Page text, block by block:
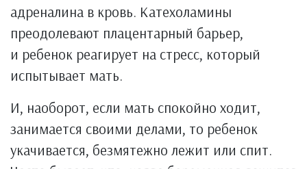
адреналина в кровь. Катехоламины
преодолевают плацентарный барьер,
и ребенок реагирует на стресс, который
испытывает мать.
И, наоборот, если мать спокойно ходит,
занимается своими делами, то ребенок
укачивается, безмятежно лежит или спит.